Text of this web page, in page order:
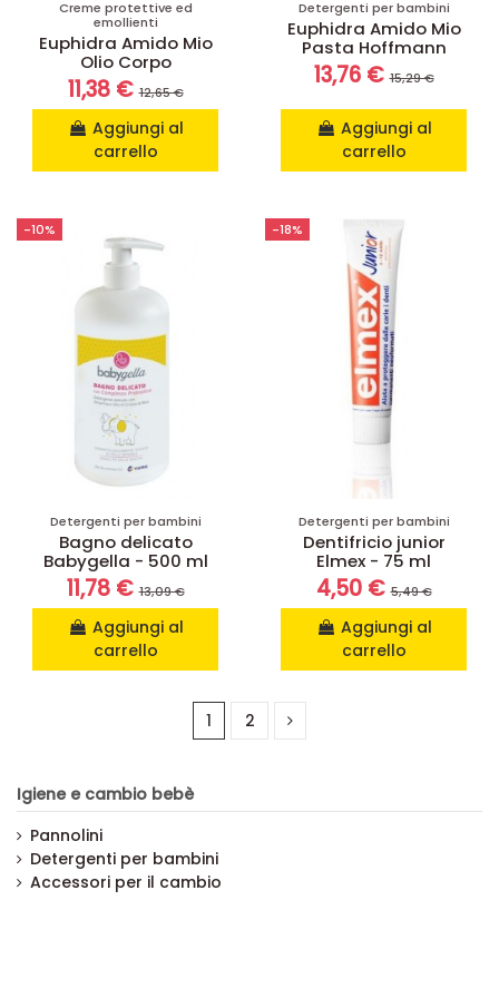
Creme protettive ed
emollienti
Euphidra Amido Mio
Olio Corpo
11,38 €12,65 €
Aggiungi al
carrello
Detergenti per bambini
Euphidra Amido Mio
Pasta Hoffmann
13,76 €15,29 €
Aggiungi al
carrello
-10%
Detergenti per bambini
Bagno delicato
Babygella - 500 ml
11,78 €13,09 €
Aggiungi al
carrello
-18%
Detergenti per bambini
Dentifricio junior
Elmex - 75 ml
4,50 €5,49 €
Aggiungi al
carrello
1 2
Igiene e cambio bebè
Pannolini
Detergenti per bambini
Accessori per il cambio